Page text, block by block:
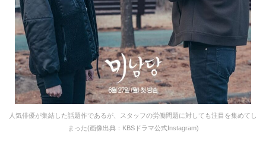
人気俳優が集結した話題作であるが、スタッフの労働問題に対しても注目を集めてし
まった(画像出典：KBSドラマ公式Instagram)